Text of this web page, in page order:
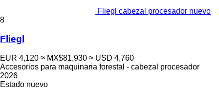
Fliegl cabezal procesador nuevo
8
Fliegl
EUR 4,120 ≈ MX$81,930 ≈ USD 4,760
Accesorios para maquinaria forestal - cabezal procesador
2026
Estado nuevo